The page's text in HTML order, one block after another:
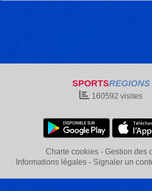
SPORTSREGIONS
160592 visites
Charte cookies
Gestion des
Informations légales
Signaler un